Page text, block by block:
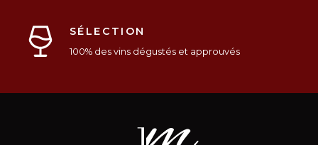
SÉLECTION
100% des vins dégustés et approuvés